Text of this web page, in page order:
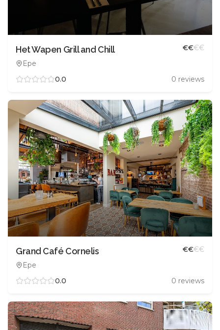
Het Wapen Grill and Chill
Epe
€€€€
0.0 0 reviews
Grand Café Cornelis
Epe
€€€€
0.0 0 reviews